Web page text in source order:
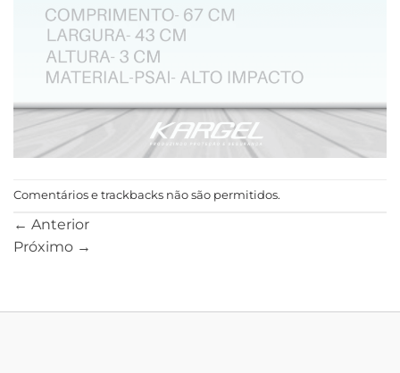
Comentários e trackbacks não são permitidos.
← Anterior
Próximo →